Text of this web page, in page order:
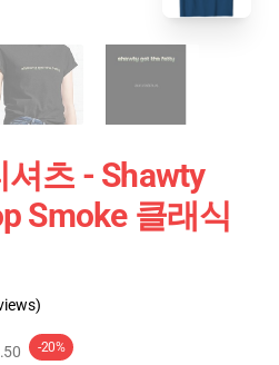
셔츠 - Shawty
Smoke 클래식
-20%